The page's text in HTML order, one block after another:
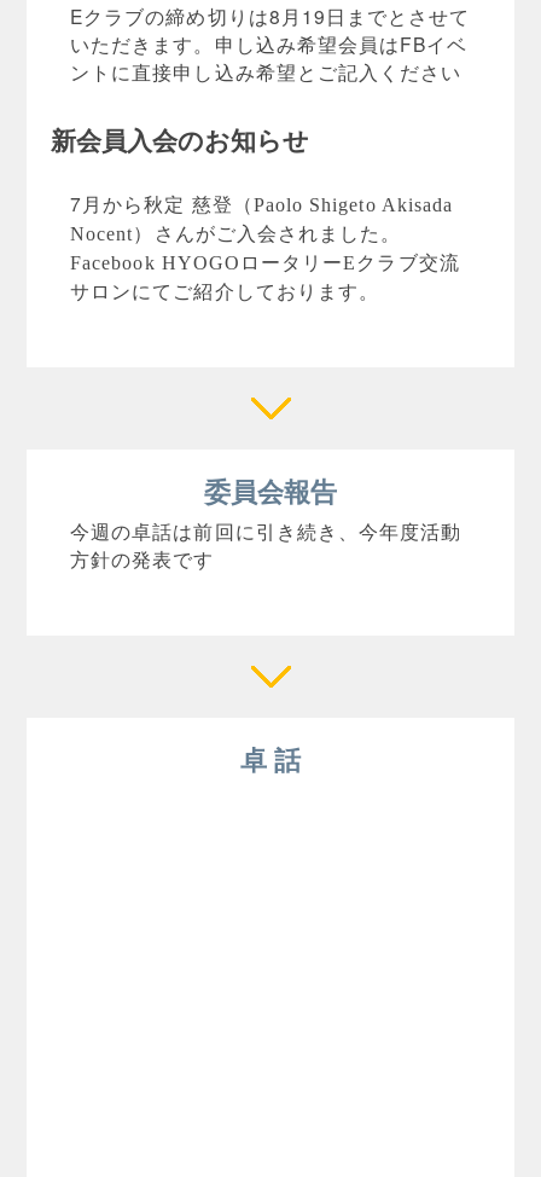
Eクラブの締め切りは8月19日までとさせて
いただきます。 申し込み希望会員はFBイベ
ントに直接申し込み希望とご記入ください
新会員入会のお知らせ
7月から秋定 慈登（Paolo Shigeto Akisada
Nocent）さんがご入会されました。
Facebook HYOGOロータリーEクラブ交流
サロンにてご紹介しております 。
委員会報告
今週の卓話は前回に引き続き、今年度活動
方針の発表です
卓 話